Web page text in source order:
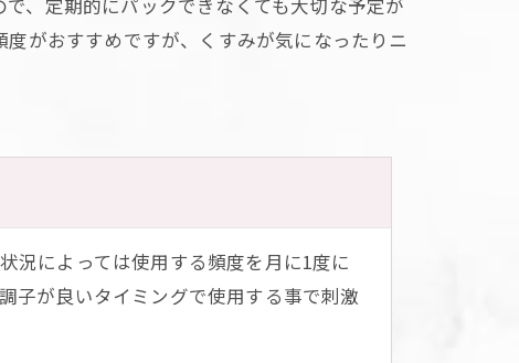
がおすすめですが、くすみが気になったりニ
況によっては使用する頻度を月に1度に
子が良いタイミングで使用する事で刺激